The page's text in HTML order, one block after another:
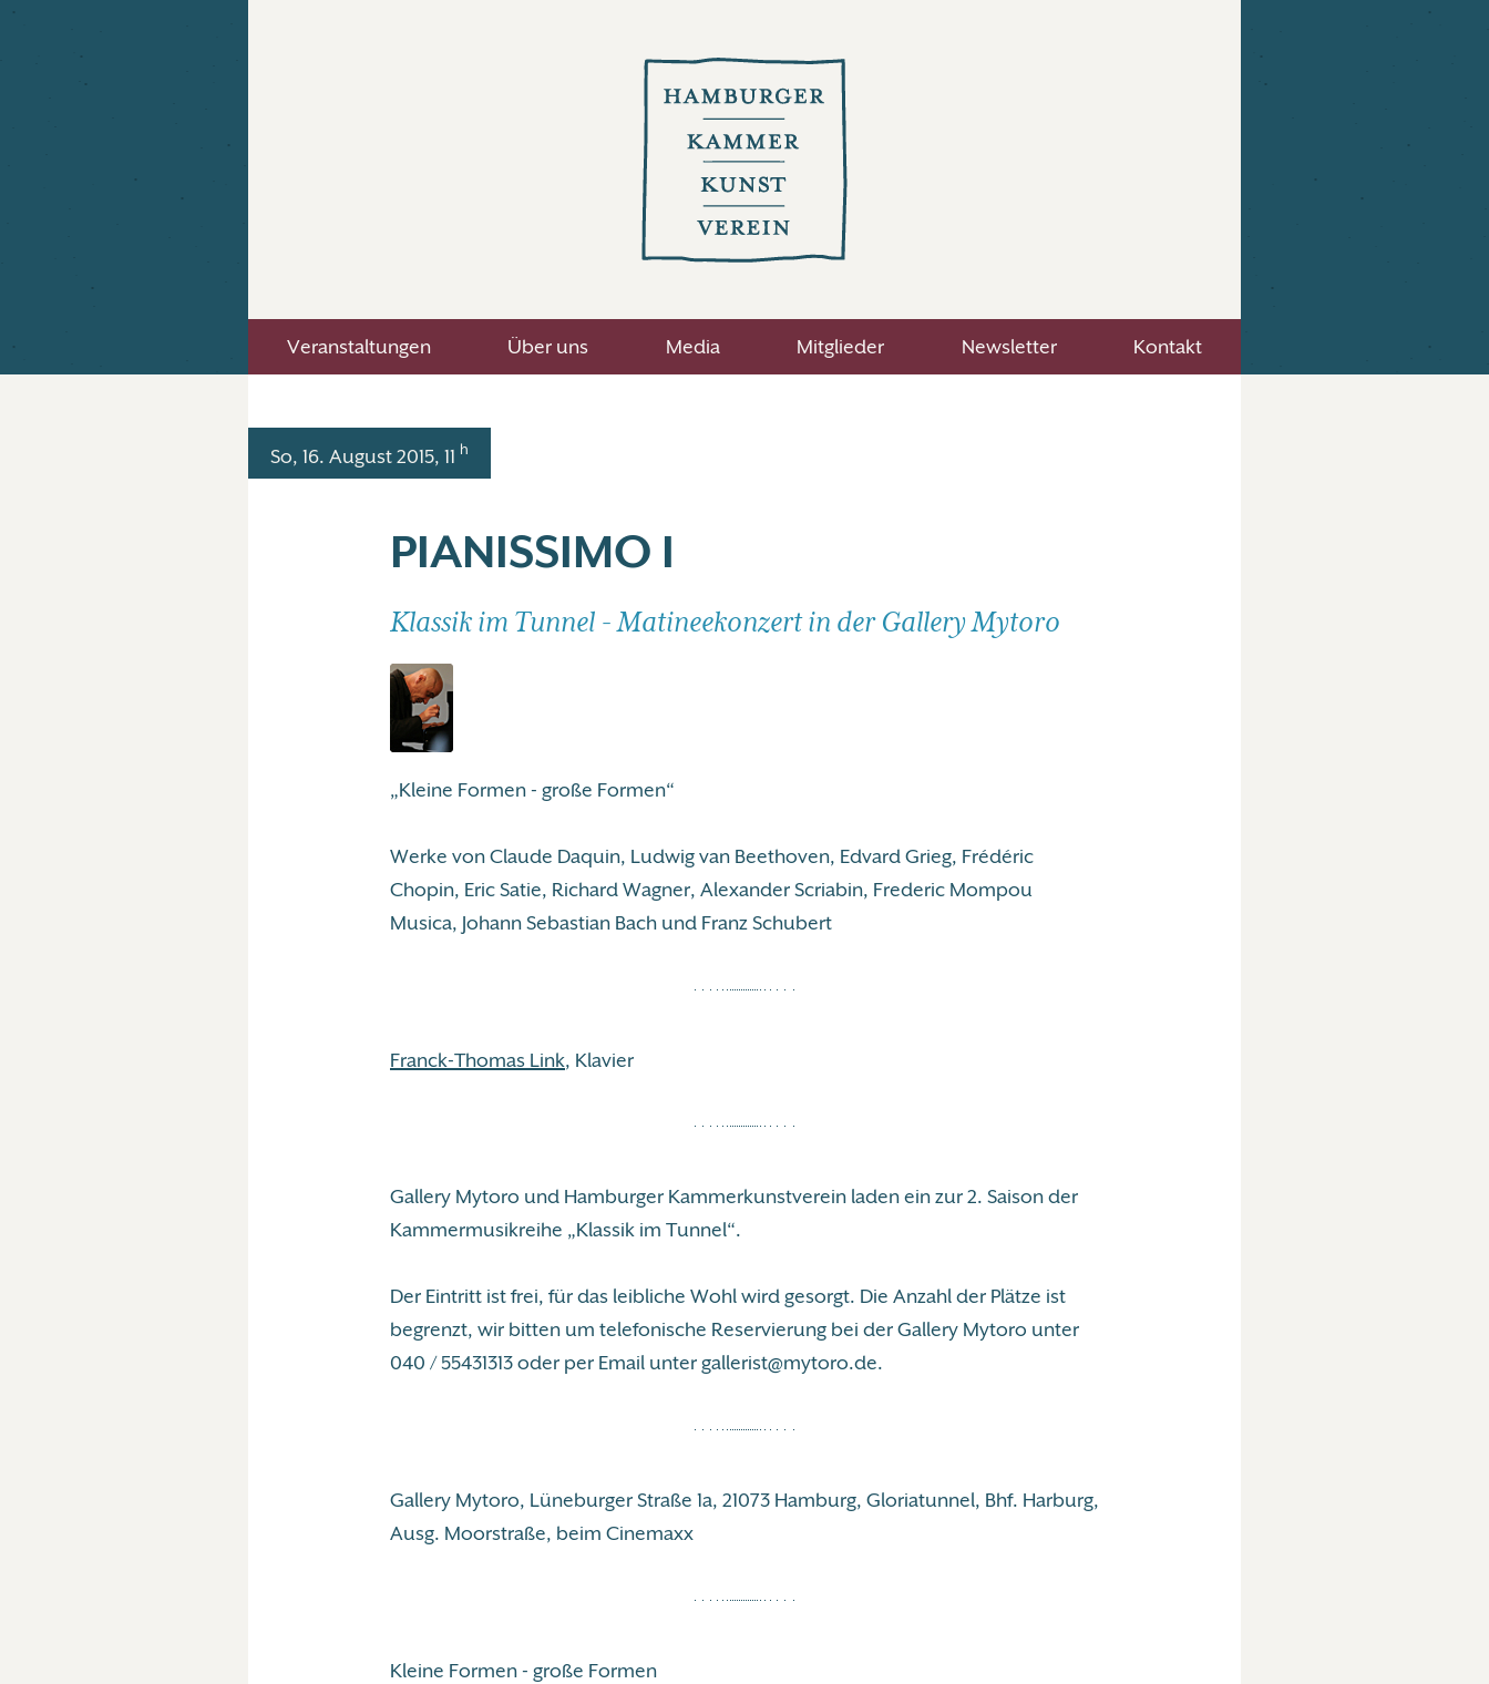
Veranstaltungen Über uns Media Mitglieder Newsletter Kontakt
So, 16. August 2015, 11 h
PIANISSIMO I
Klassik im Tunnel - Matineekonzert in der Gallery Mytoro
„Kleine Formen - große Formen“
Werke von Claude Daquin, Ludwig van Beethoven, Edvard Grieg, Frédéric
Chopin, Eric Satie, Richard Wagner, Alexander Scriabin, Frederic Mompou
Musica, Johann Sebastian Bach und Franz Schubert
Franck-Thomas Link, Klavier
Gallery Mytoro und Hamburger Kammerkunstverein laden ein zur 2. Saison der
Kammermusikreihe „Klassik im Tunnel“.
Der Eintritt ist frei, für das leibliche Wohl wird gesorgt. Die Anzahl der Plätze ist
begrenzt, wir bitten um telefonische Reservierung bei der Gallery Mytoro unter
040 / 55431313 oder per Email unter gallerist@mytoro.de.
Gallery Mytoro, Lüneburger Straße 1a, 21073 Hamburg, Gloriatunnel, Bhf. Harburg,
Ausg. Moorstraße, beim Cinemaxx
Kleine Formen - große Formen